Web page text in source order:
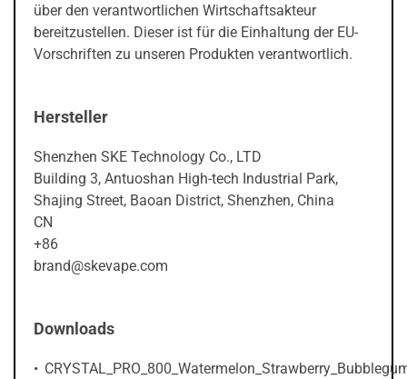
über den verantwortlichen Wirtschaftsakteur
bereitzustellen. Dieser ist für die Einhaltung der EU-
Vorschriften zu unseren Produkten verantwortlich.
Hersteller
Shenzhen SKE Technology Co., LTD
Building 3, Antuoshan High-tech Industrial Park,
Shajing Street, Baoan District, Shenzhen, China
CN
+86
brand@skevape.com
Downloads